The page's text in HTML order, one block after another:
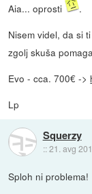
Aia... oprosti
.
Nisem videl, da si
zgolj skuša
Evo - cca. 700€ ->
Lp
Squerzy
::21. avg
Sploh ni problema!